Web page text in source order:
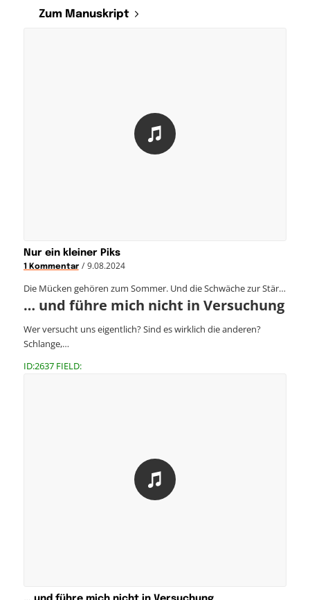
Zum Manuskript
Nur ein kleiner Piks
1 Kommentar / 9.08.2024
Die Mücken gehören zum Sommer. Und die Schwäche zur Stär…
… und führe mich nicht in Versuchung
Wer versucht uns eigentlich? Sind es wirklich die anderen?
Schlange,…
ID:2637 FIELD: